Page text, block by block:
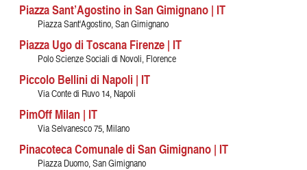
Piazza Sant’Agostino in San Gimignano | IT
Piazza Sant'Agostino, San Gimignano
Piazza Ugo di Toscana Firenze | IT
Polo Scienze Sociali di Novoli, Florence
Piccolo Bellini di Napoli | IT
Via Conte di Ruvo 14, Napoli
PimOff Milan | IT
Via Selvanesco 75, Milano
Pinacoteca Comunale di San Gimignano | IT
Piazza Duomo, San Gimignano